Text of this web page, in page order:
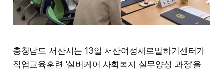
충청남도 서산시는 13일 서산여성새로일하기센터가
직업교육훈련 ‘실버케어 사회복지 실무양성 과정’을